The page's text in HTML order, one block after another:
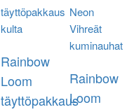
Rainbow
Loom
täyttöpakkaus
Rainbow
Loom